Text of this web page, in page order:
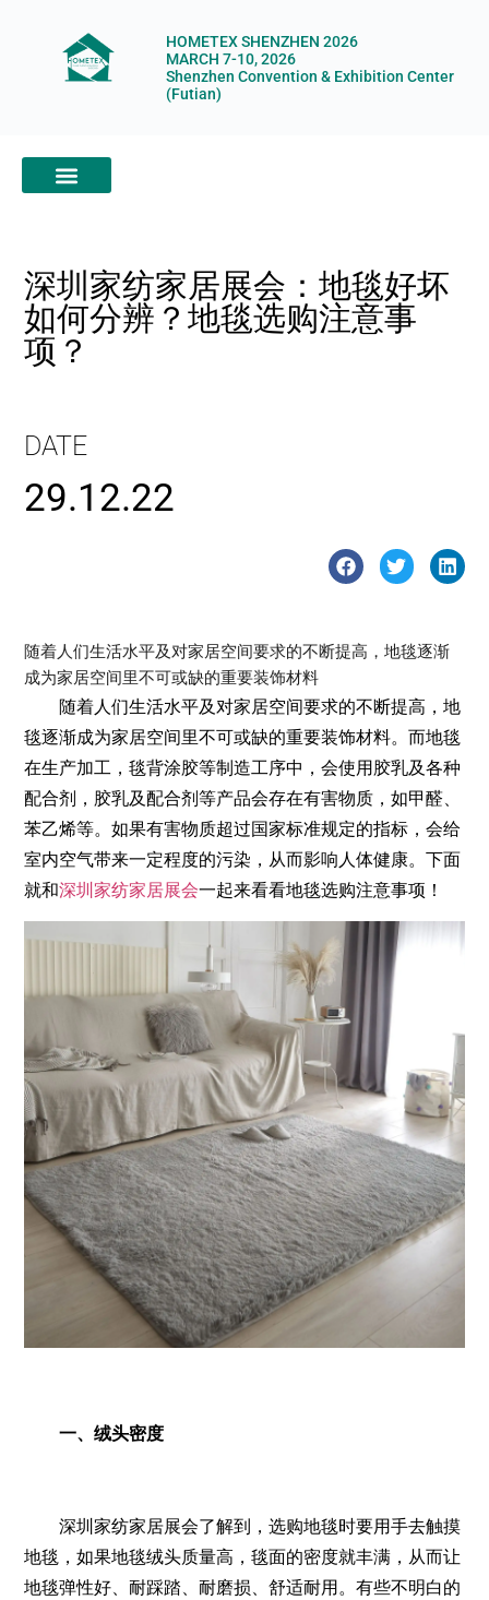
HOMETEX SHENZHEN 2026
MARCH 7-10, 2026
Shenzhen Convention & Exhibition Center
(Futian)
深圳家纺家居展会：地毯好坏
如何分辨？地毯选购注意事
项？
DATE
29.12.22
随着人们生活水平及对家居空间要求的不断提高，地毯逐渐
成为家居空间里不可或缺的重要装饰材料
随着人们生活水平及对家居空间要求的不断提高，地
毯逐渐成为家居空间里不可或缺的重要装饰材料。而地毯
在生产加工，毯背涂胶等制造工序中，会使用胶乳及各种
配合剂，胶乳及配合剂等产品会存在有害物质，如甲醛、
苯乙烯等。如果有害物质超过国家标准规定的指标，会给
室内空气带来一定程度的污染，从而影响人体健康。下面
就和深圳家纺家居展会一起来看看地毯选购注意事项！
一、绒头密度
深圳家纺家居展会了解到，选购地毯时要用手去触摸
地毯，如果地毯绒头质量高，毯面的密度就丰满，从而让
地毯弹性好、耐踩踏、耐磨损、舒适耐用。有些不明白的